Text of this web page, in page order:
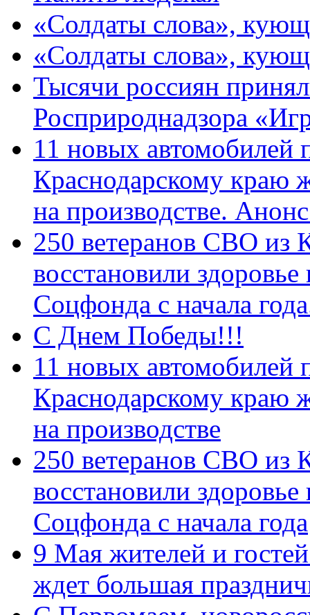
«Солдаты слова»,
«Солдаты слова»,
Тысячи россиян
Росприроднадзора
11 новых автомобилей
Краснодарскому краю
на производстве.
250 ветеранов СВО из
восстановили
Соцфонда с начала
С Днем Победы!!!
11 новых автомобилей
Краснодарскому краю
на производстве
250 ветеранов СВО из
восстановили
Соцфонда с начала года
9 Мая жителей и
ждет большая